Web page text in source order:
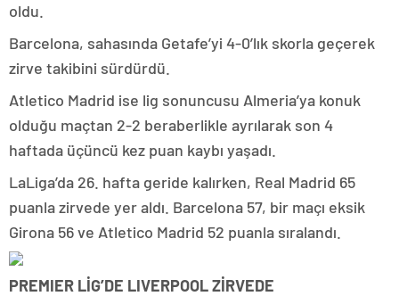
oldu.
Barcelona, sahasında Getafe’yi 4-0’lık skorla geçerek
zirve takibini sürdürdü.
Atletico Madrid ise lig sonuncusu Almeria’ya konuk
olduğu maçtan 2-2 beraberlikle ayrılarak son 4
haftada üçüncü kez puan kaybı yaşadı.
LaLiga’da 26. hafta geride kalırken, Real Madrid 65
puanla zirvede yer aldı. Barcelona 57, bir maçı eksik
Girona 56 ve Atletico Madrid 52 puanla sıralandı.
PREMIER LİG’DE LIVERPOOL ZİRVEDE